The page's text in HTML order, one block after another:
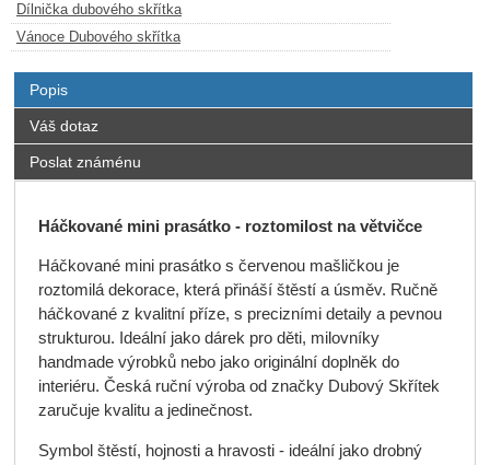
Dílnička dubového skřítka
Vánoce Dubového skřítka
Popis
Váš dotaz
Poslat známénu
Háčkované mini prasátko - roztomilost na větvičce
Háčkované mini prasátko s červenou mašličkou je
roztomilá dekorace, která přináší štěstí a úsměv. Ručně
háčkované z kvalitní příze, s precizními detaily a pevnou
strukturou. Ideální jako dárek pro děti, milovníky
handmade výrobků nebo jako originální doplněk do
interiéru. Česká ruční výroba od značky Dubový Skřítek
zaručuje kvalitu a jedinečnost.
Symbol štěstí, hojnosti a hravosti - ideální jako drobný